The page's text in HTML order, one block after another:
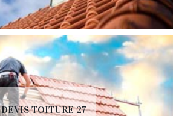
DEVIS TOITURE 27